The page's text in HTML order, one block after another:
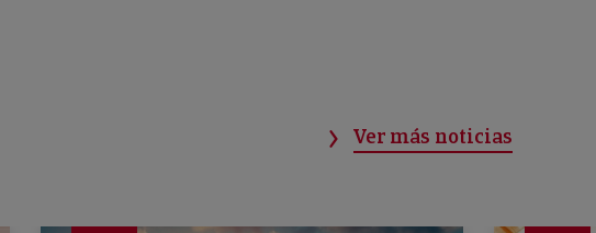
Ver más noticias